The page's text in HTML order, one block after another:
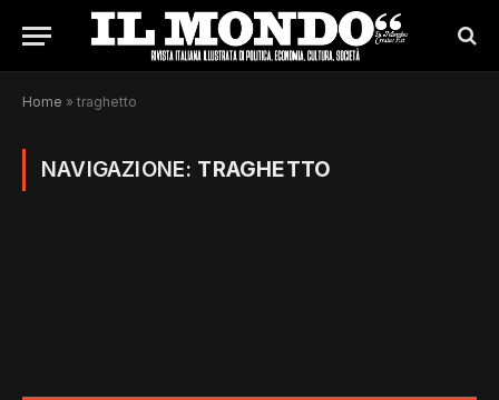
Home » traghetto
NAVIGAZIONE: TRAGHETTO